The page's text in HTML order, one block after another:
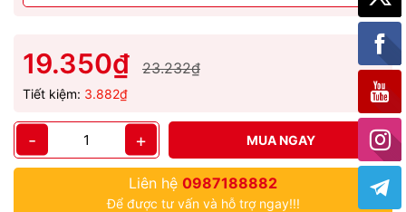
19.350₫ 23.232₫
Tiết kiệm: 3.882₫
- + MUA NGAY
Liên hệ 0987188882
Để được tư vấn và hỗ trợ ngay!!!